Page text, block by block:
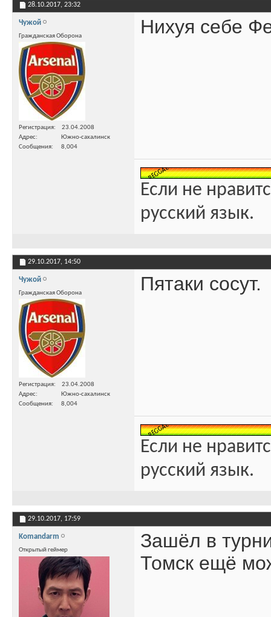
28.10.2017, 23:32
Чужой
Гражданская Оборона
Регистрация
23.04.2008
Адрес
Южно-сахалинск
Сообщения
8,004
Нихуя себе
Если не
русский язык.
29.10.2017, 14:50
Чужой
Гражданская Оборона
Регистрация
23.04.2008
Адрес
Южно-сахалинск
Сообщения
8,004
Пятаки сосут.
Если не
русский язык.
29.10.2017, 17:59
Komandarm
Открытый геймер
Зашёл в
Томск ещё